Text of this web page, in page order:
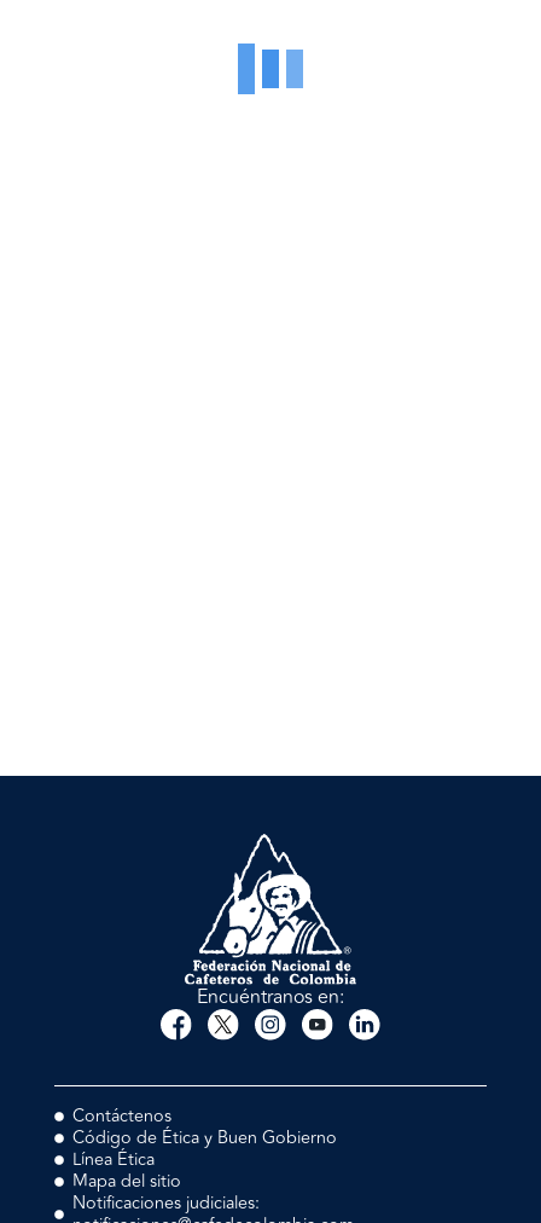
Encuéntranos en:
Contáctenos
Código de Ética y Buen Gobierno
Línea Ética
Mapa del sitio
Notificaciones judiciales: